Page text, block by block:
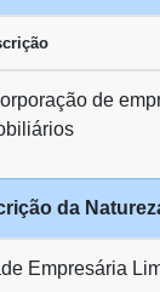
de
da
Empresária